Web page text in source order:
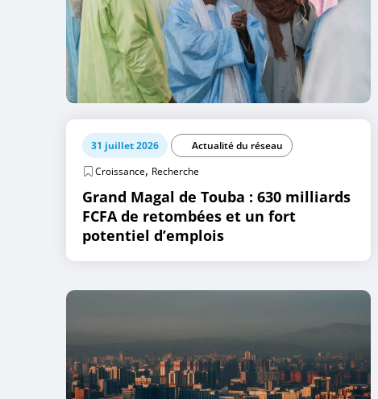
31 juillet 2026
Actualité du réseau
Croissance, Recherche
Grand Magal de Touba : 630 milliards
FCFA de retombées et un fort
potentiel d’emplois